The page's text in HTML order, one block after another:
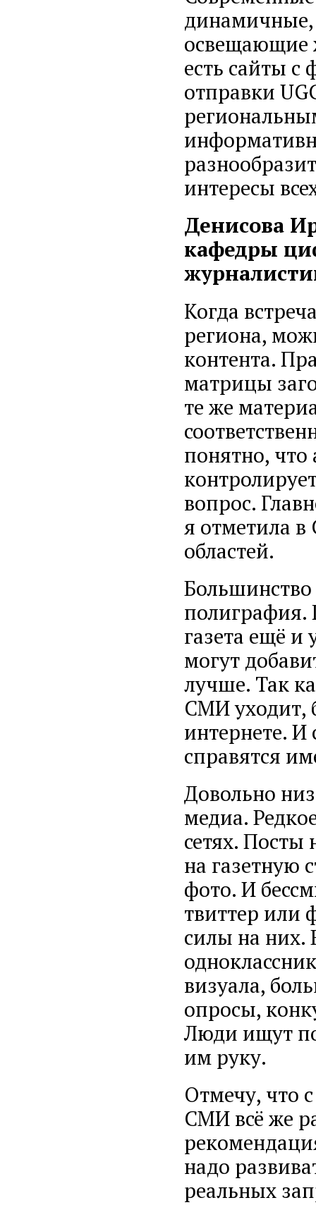
динамичные,
освещающие
есть сайты с
отправки
интересы
Денисова
кафедры
Когда
региона,
контента.
матрицы
те же
понятно,
вопрос.
я отметила
областей.
полиграфия.
газета ещё
могут
лучше. Так
СМИ уходит,
интернете.
справятся
Довольно
медиа.
сетях. Посты
на газетную
фото. И
твиттер или
силы на них.
визуала,
опросы,
Люди ищут
им руку.
Отмечу, что
СМИ всё же
надо
реальных